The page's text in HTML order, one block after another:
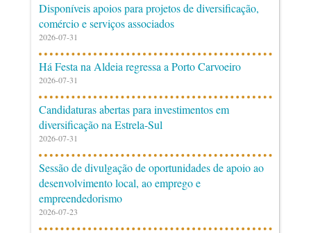
Disponíveis apoios para projetos de diversificação,
comércio e serviços associados
2026-07-31
Há Festa na Aldeia regressa a Porto Carvoeiro
2026-07-31
Candidaturas abertas para investimentos em
diversificação na Estrela-Sul
2026-07-31
Sessão de divulgação de oportunidades de apoio ao
desenvolvimento local, ao emprego e
empreendedorismo
2026-07-23